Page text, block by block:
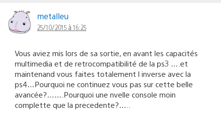
metalleu
25/10/2015 à 16:25
Vous aviez mis lors de sa sortie, en avant les capacités
multimedia et de retrocompatibilité de la ps3 ….et
maintenand vous faites totalement l inverse avec la
ps4…Pourquoi ne continuez vous pas sur cette belle
avancée?…….Pourquoi une nvelle console moin
complette que la precedente?…..